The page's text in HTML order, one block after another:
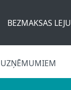
BEZMAKSAS
UZŅĒMUMIEM